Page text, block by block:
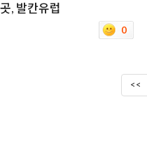
, 발칸유럽
0
<<